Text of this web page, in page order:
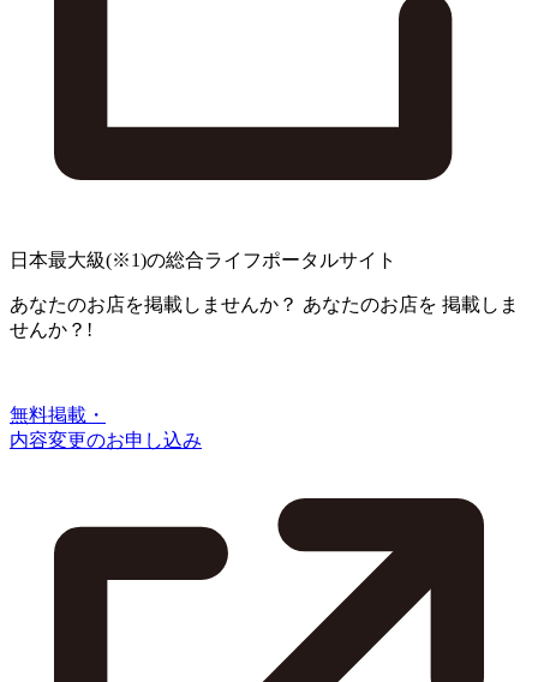
日本最大級(※1)の総合ライフポータルサイト
あなたのお店を掲載しませんか？ あなたのお店を 掲載しま
せんか？!
無料掲載・
内容変更のお申し込み